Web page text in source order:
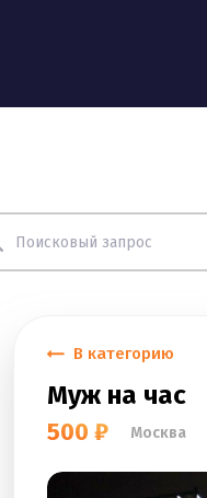
В категорию
Муж на час
500 ₽ Москва